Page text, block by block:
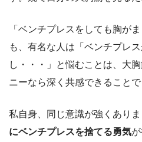
「ベンチプレスをしても胸が
も、有名な人は「ベンチプレ
し・・・」と悩むことは、大
ニーなら深く共感できることで
私自身、同じ意識が強くあり
にベンチプレスを捨てる勇気